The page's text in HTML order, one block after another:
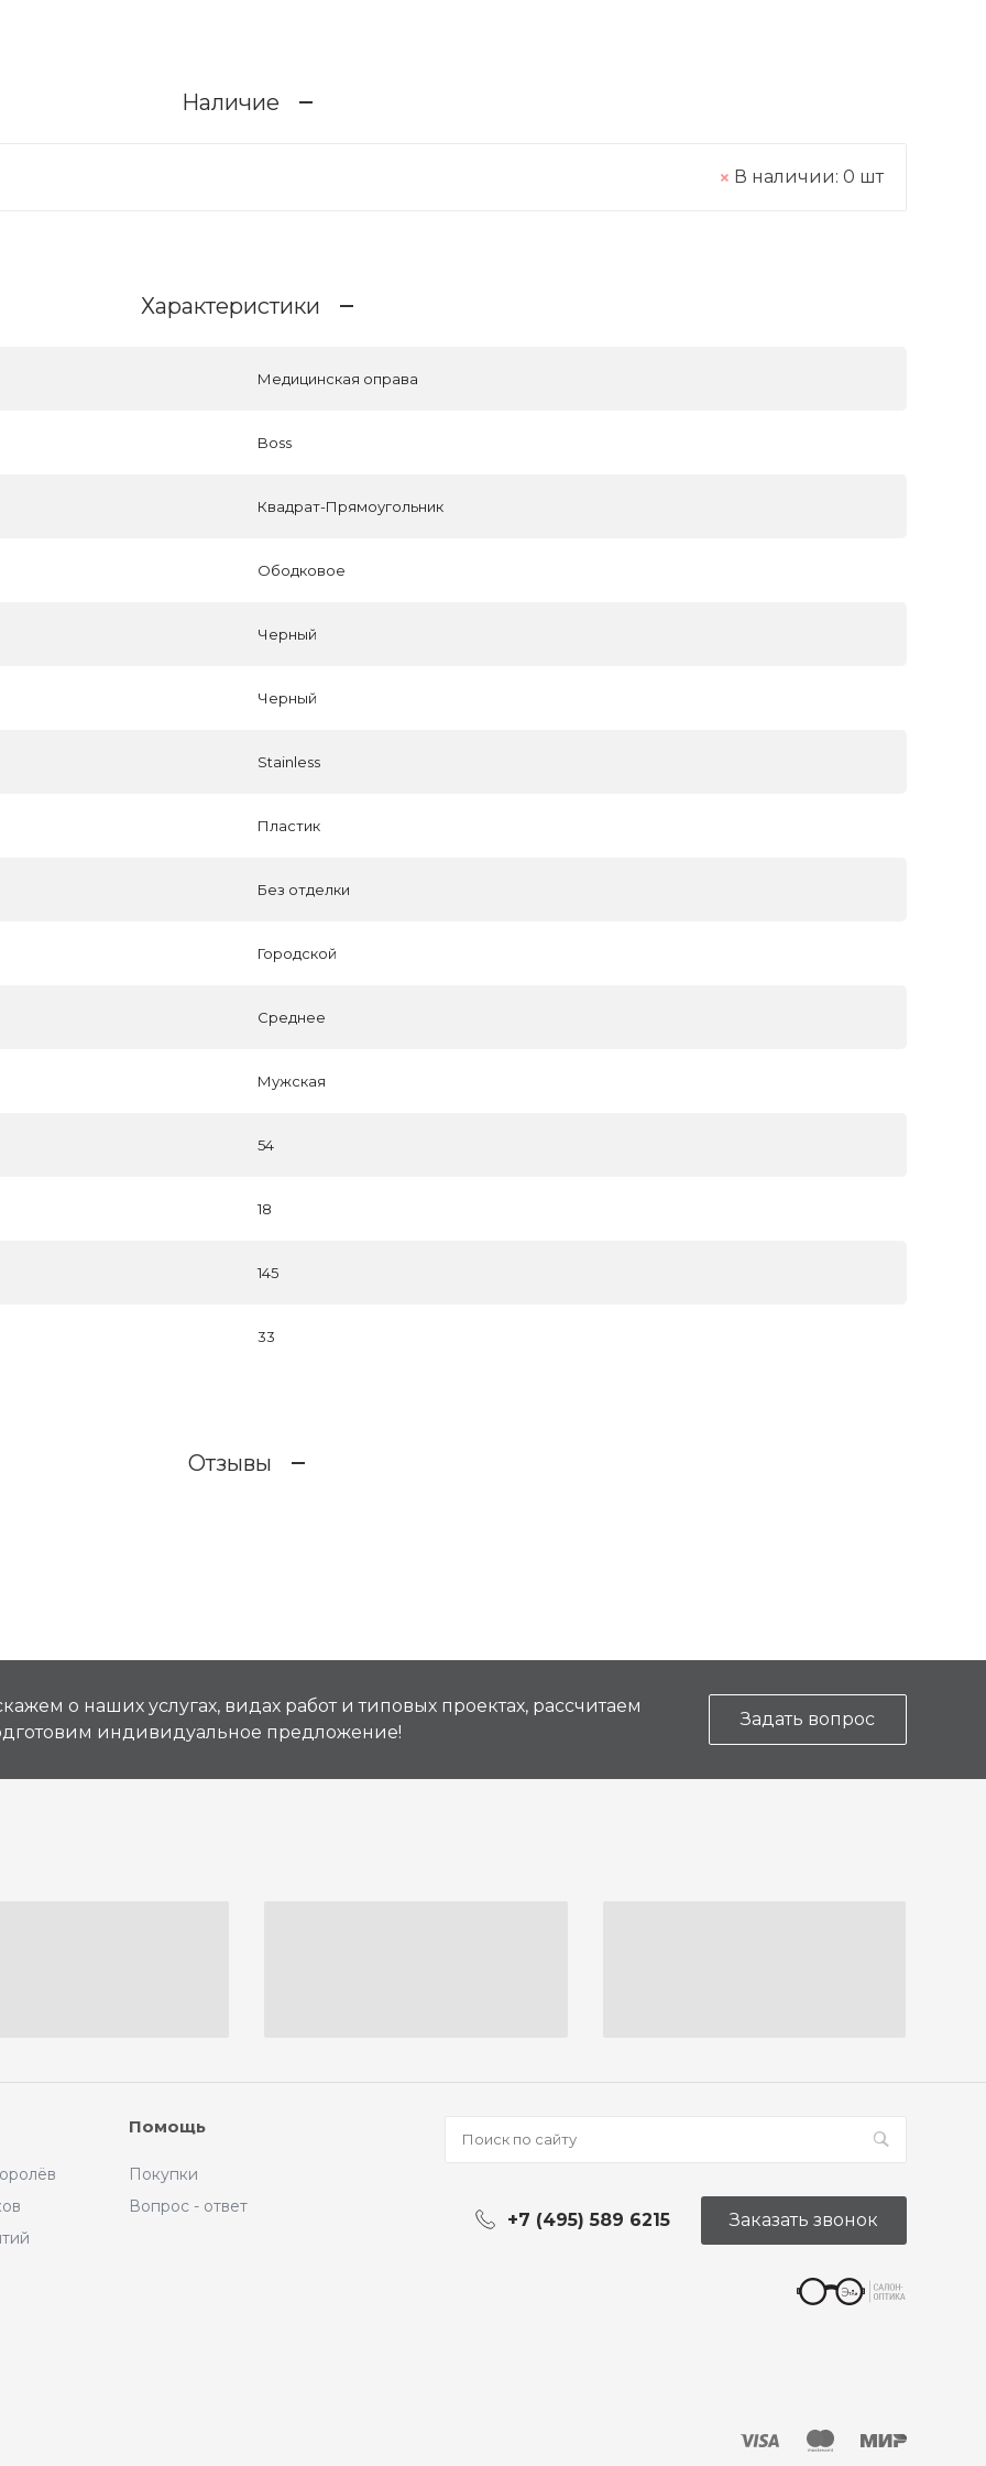
Наличие
В наличии: 0 шт
Характеристики
Медицинская оправа
Boss
Квадрат-Прямоугольник
Ободковое
Черный
Черный
Stainless
Пластик
Без отделки
Городской
Среднее
Мужская
54
18
145
33
Отзывы
о наших услугах, видах работ и типовых проектах, рассчитаем
индивидуальное предложение!
Задать вопрос
Помощь
Покупки
Вопрос - ответ
+7 (495) 589 6215 Заказать звонок